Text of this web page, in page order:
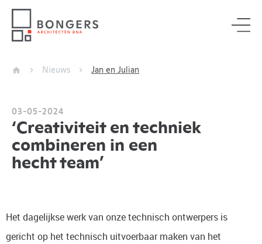
Nieuws Jan en Julian
03-05-2024
‘Creativiteit en techniek
combineren in een
hecht team’
Het dagelijkse werk van onze technisch ontwerpers is
gericht op het technisch uitvoerbaar maken van het